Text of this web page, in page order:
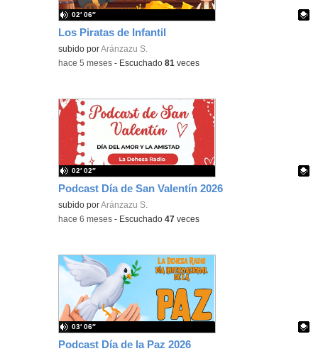
Los Piratas de Infantil
Contenido educativo.
subido porAránzazu S.
02′ 06″
-hace 5 meses - Escuchado81 veces
Podcast Día de San Valentín 2026
Contenido educativo.
subido porAránzazu S.
02′ 02″
-hace 6 meses - Escuchado47 veces
Podcast Día de la Paz 2026
03′ 06″